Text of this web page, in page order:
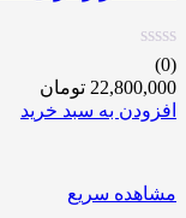
(0)
22,800,000 تومان
افزودن به سبد خرید
مشاهده سریع